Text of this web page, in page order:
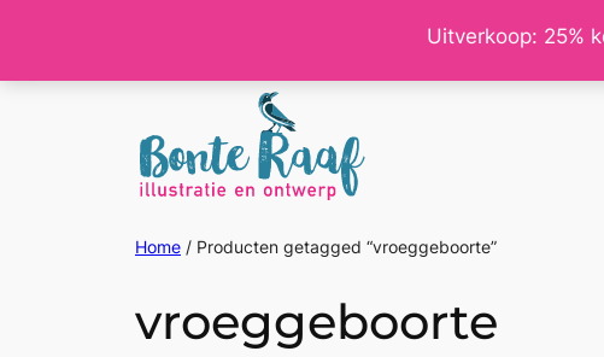
Uitverkoop: 25%
de
Home / Producten getagged “vroeggeboorte”
vroeggeboorte